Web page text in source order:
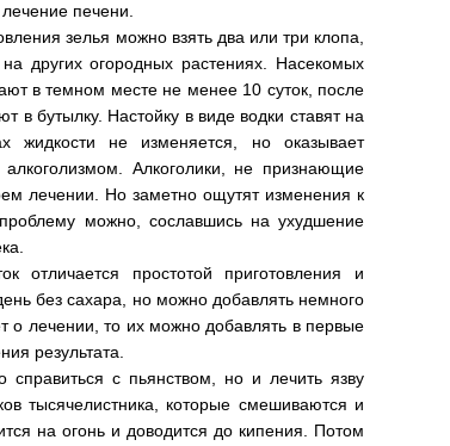
печени.
зелья можно взять два или три клопа,
других огородных растениях. Насекомых
в темном месте не менее 10 суток, после
в бутылку. Настойку в виде водки ставят на
жидкости не изменяется, но оказывает
Алкоголики, не признающие
лечении. Но заметно ощутят изменения к
можно, сославшись на ухудшение
отличается простотой приготовления и
без сахара, но можно добавлять немного
о лечении, то их можно добавлять в первые
результата.
справиться с пьянством, но и лечить язву
тысячелистника, которые смешиваются и
на огонь и доводится до кипения. Потом